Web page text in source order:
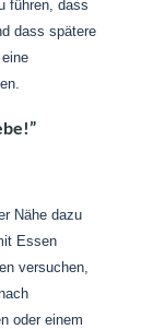
führen, dass
dass spätere
Nähe dazu
Essen
versuchen,
oder einem